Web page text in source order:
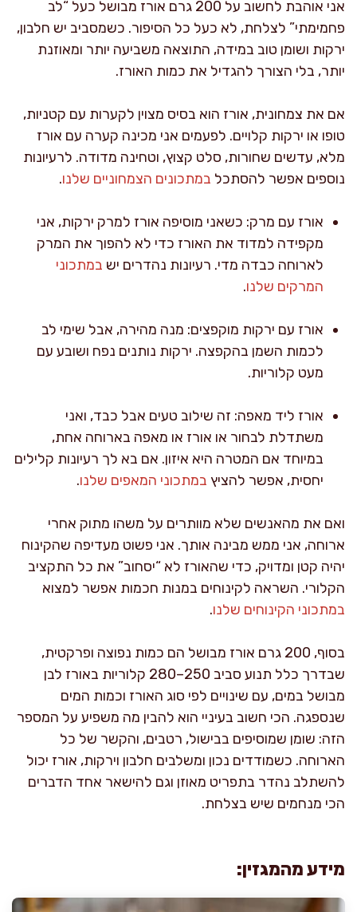
אני אוהבת לחשוב על 200 גרם אורז מבושל כעל “לב
פחמימתי” לצלחת, לא כעל כל הסיפור. כשמסביב יש חלבון,
ירקות ושומן טוב במידה, התוצאה משביעה יותר ומאוזנת
יותר, בלי הצורך להגדיל את כמות האורז.
אם את צמחונית, אורז הוא בסיס מצוין לקערות עם קטניות,
טופו או ירקות קלויים. לפעמים אני מכינה קערה עם אורז
מלא, עדשים שחורות, סלט קצוץ, וטחינה מדודה. לרעיונות
נוספים אפשר להסתכל במתכונים הצמחוניים שלנו.
אורז עם מרק: כשאני מוסיפה אורז למרק ירקות, אני
מקפידה למדוד את האורז כדי לא להפוך את המרק
לארוחה כבדה מדי. רעיונות נהדרים יש במתכוני
המרקים שלנו.
אורז עם ירקות מוקפצים: מנה מהירה, אבל שימי לב
לכמות השמן בהקפצה. ירקות נותנים נפח ושובע עם
מעט קלוריות.
אורז ליד מאפה: זה שילוב טעים אבל כבד, ואני
משתדלת לבחור או אורז או מאפה בארוחה אחת,
במיוחד אם המטרה היא איזון. אם בא לך רעיונות קלילים
יחסית, אפשר להציץ במתכוני המאפים שלנו.
ואם את מהאנשים שלא מוותרים על משהו מתוק אחרי
ארוחה, אני ממש מבינה אותך. אני פשוט מעדיפה שהקינוח
יהיה קטן ומדויק, כדי שהאורז לא “יסחוב” את כל התקציב
הקלורי. השראה לקינוחים במנות חכמות אפשר למצוא
במתכוני הקינוחים שלנו.
בסוף, 200 גרם אורז מבושל הם כמות נפוצה ופרקטית,
שבדרך כלל תנוע סביב 250–280 קלוריות באורז לבן
מבושל במים, עם שינויים לפי סוג האורז וכמות המים
שנספגה. הכי חשוב בעיניי הוא להבין מה משפיע על המספר
הזה: שומן שמוסיפים בבישול, רטבים, והקשר של כל
הארוחה. כשמודדים נכון ומשלבים חלבון וירקות, אורז יכול
להשתלב נהדר בתפריט מאוזן וגם להישאר אחד הדברים
הכי מנחמים שיש בצלחת.
מידע מהמגזין: